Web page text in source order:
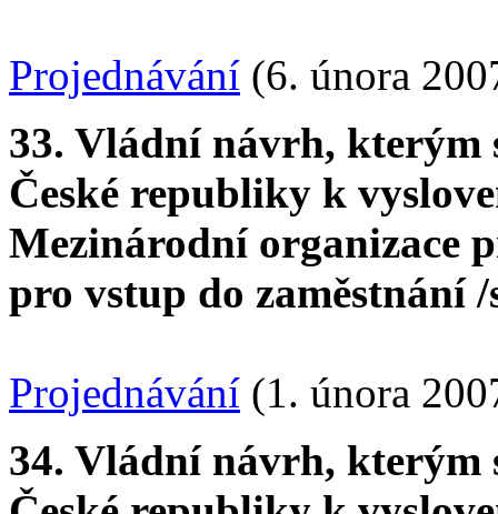
Projednávání (6. února
33. Vládní návrh, kterým
České republiky k
Mezinárodní organizace
pro vstup do zaměstnání
Projednávání (1. února
34. Vládní návrh, kterým